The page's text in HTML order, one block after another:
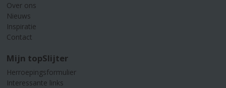
Over ons
Nieuws
Inspiratie
Contact
Mijn topSlijter
Herroepingsformulier
Interessante links